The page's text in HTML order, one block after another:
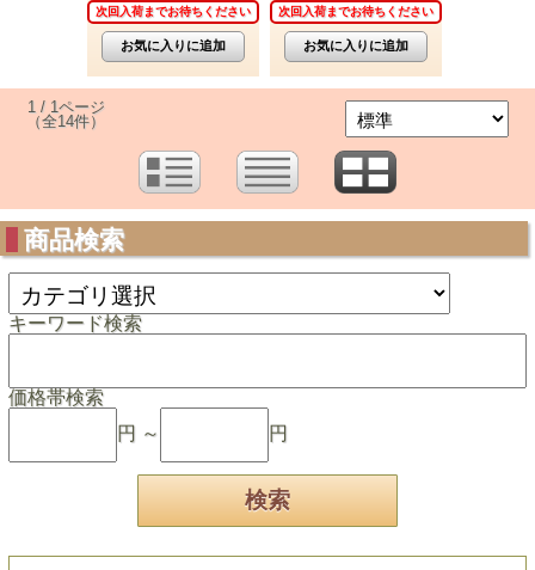
次回入荷までお待ちください 次回入荷までお待ちください
1 / 1ページ
（全14件）
商品検索
キーワード検索
価格帯検索
円 ～
円